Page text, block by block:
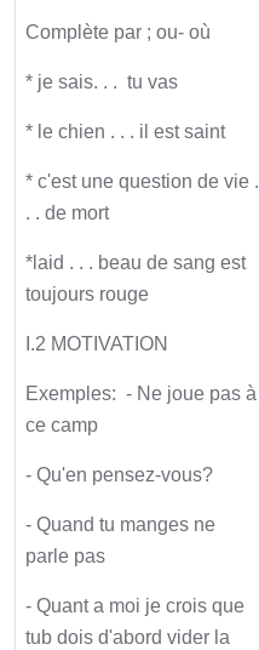
Complète par ; ou- où
* je sais. . . tu vas
* le chien . . . il est saint
* c'est une question de vie .
. . de mort
*laid . . . beau de sang est
toujours rouge
I.2 MOTIVATION
Exemples: - Ne joue pas à
ce camp
- Qu'en pensez-vous?
- Quand tu manges ne
parle pas
- Quant a moi je crois que
tub dois d'abord vider la